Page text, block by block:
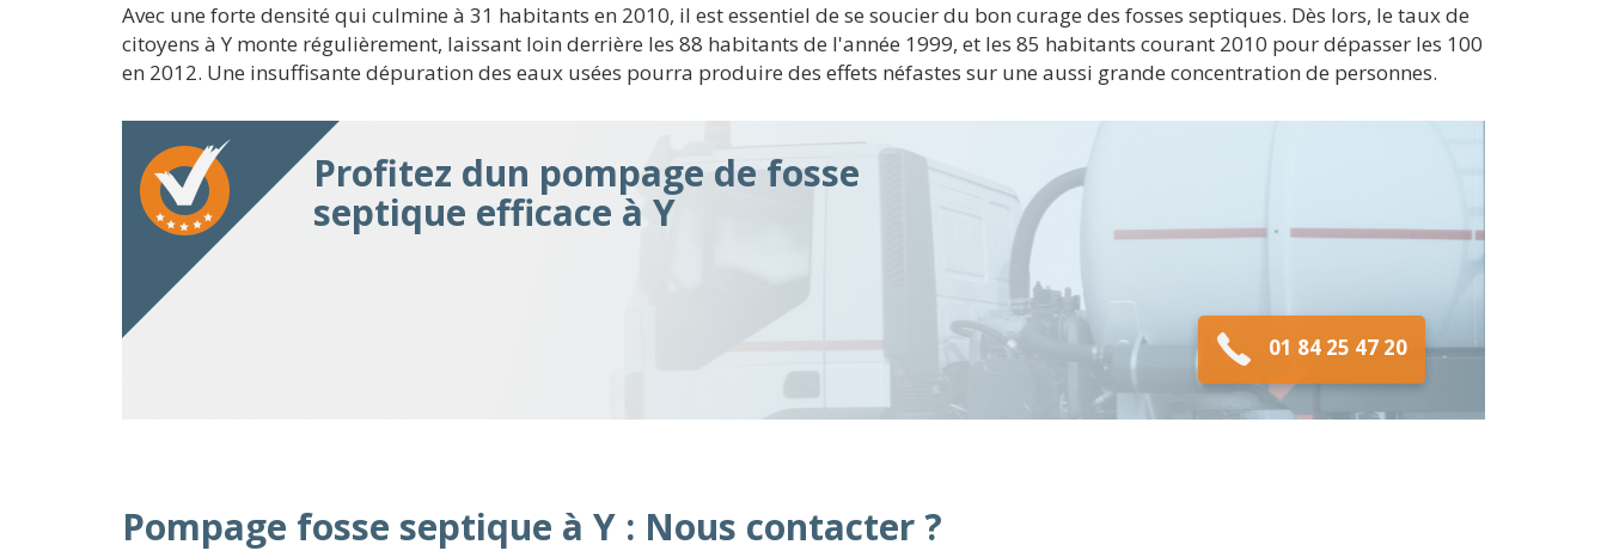
Avec une forte densité qui culmine à 31 habitants en 2010, il est essentiel de se soucier du bon curage des fosses septiques. Dès lors, le taux de
citoyens à Y monte régulièrement, laissant loin derrière les 88 habitants de l'année 1999, et les 85 habitants courant 2010 pour dépasser les 100
en 2012. Une insuffisante dépuration des eaux usées pourra produire des effets néfastes sur une aussi grande concentration de personnes.
Profitez dun pompage de fosse
septique efficace à Y
01 84 25 47 20
Pompage fosse septique à Y : Nous contacter ?